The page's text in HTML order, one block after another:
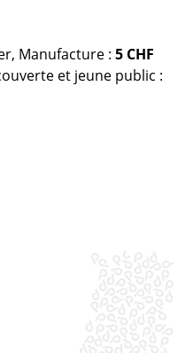
Manufacture :5 CHF
et jeune public :